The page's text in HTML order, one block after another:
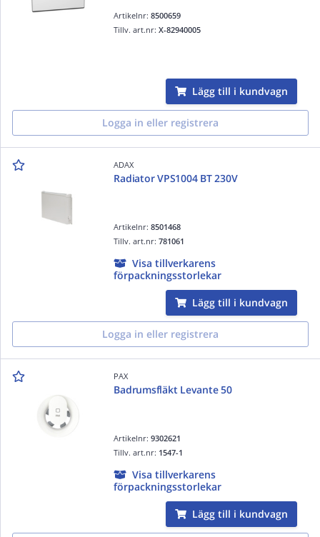
Artikelnr:8500659
Tillv. art.nr:X-82940005
Lägg till i kundvagn
Logga in eller registrera
ADAX
Radiator VPS1004 BT 230V
Artikelnr:8501468
Tillv. art.nr:781061
Visa tillverkarens
förpackningsstorlekar
Lägg till i kundvagn
Logga in eller registrera
PAX
Badrumsfläkt Levante 50
Artikelnr:9302621
Tillv. art.nr: 1547-1
Visa tillverkarens
förpackningsstorlekar
Lägg till i kundvagn